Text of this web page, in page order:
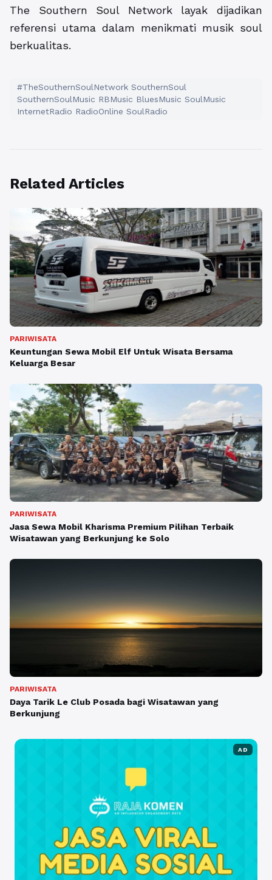
The Southern Soul Network layak dijadikan
referensi utama dalam menikmati musik soul
berkualitas.
#TheSouthernSoulNetwork SouthernSoul
SouthernSoulMusic RBMusic BluesMusic SoulMusic
InternetRadio RadioOnline SoulRadio
Related Articles
PARIWISATA
Keuntungan Sewa Mobil Elf Untuk Wisata Bersama
Keluarga Besar
PARIWISATA
Jasa Sewa Mobil Kharisma Premium Pilihan Terbaik
Wisatawan yang Berkunjung ke Solo
PARIWISATA
Daya Tarik Le Club Posada bagi Wisatawan yang
Berkunjung
AD